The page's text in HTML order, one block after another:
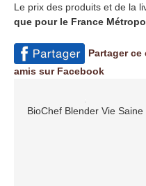
Le prix des produits et de la
que pour le France
Partager
amis sur Facebook
BioChef Blender Vie Saine